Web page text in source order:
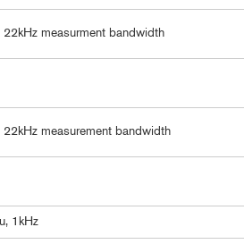
measurment bandwidth
measurement bandwidth
1kHz